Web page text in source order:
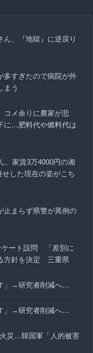
ん、『地獄』に逆戻り
多すぎたので病院が外
まう
コメ余りに農家が悲
に…肥料代や燃料代は
、家賃3万4000円の湘
した現在の姿がこち
止まらず県警が異例の
ケート設問 「差別に
方針を決定 三重県
」→研究者削減へ…
」→研究者削減へ…
災…韓国軍「人的被害